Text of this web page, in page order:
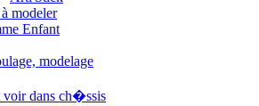
modeler
Enfant
modelage
voir dans ch�ssis